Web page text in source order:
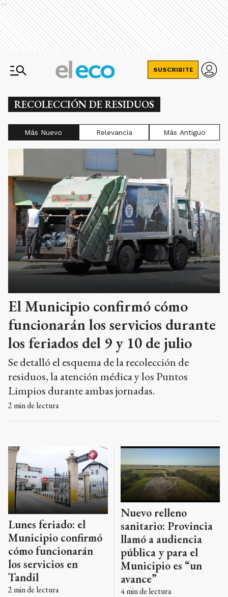
Ads
SUSCRIBITE
RECOLECCIÓN DE RESIDUOS
Más Nuevo Relevancia Más Antiguo
El Municipio confirmó cómo
funcionarán los servicios durante
los feriados del 9 y 10 de julio
Se detalló el esquema de la recolección de
residuos, la atención médica y los Puntos
Limpios durante ambas jornadas.
2 min de lectura
Lunes feriado: el
Municipio confirmó
cómo funcionarán
los servicios en
Tandil
2 min de lectura
Nuevo relleno
sanitario: Provincia
llamó a audiencia
pública y para el
Municipio es “un
avance”
4min de lectura